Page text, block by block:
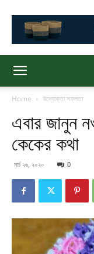
Home উদ্যোক্তা সফলতা
এবার জানুন
কেকের কথা
মার্চ ২৬, ২০২০ 0